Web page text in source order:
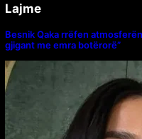
Lajme
Besnik Qaka rrëfen
gjigant me emra botërorë”